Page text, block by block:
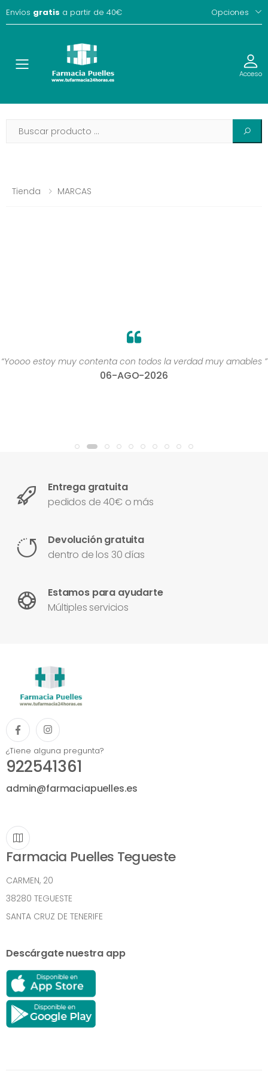
Envíos gratis a partir de 40€ Opciones
Toggle Acceso
Tienda MARCAS
“Yoooo estoy muy contenta con todos la verdad muy amables ”
06-AGO-2026
Entrega gratuita
pedidos de 40€ o más
Devolución gratuita
dentro de los 30 días
Estamos para ayudarte
Múltiples servicios
¿Tiene alguna pregunta?
922541361
admin@farmaciapuelles.es
Farmacia Puelles Tegueste
CARMEN, 20
38280 TEGUESTE
SANTA CRUZ DE TENERIFE
Descárgate nuestra app